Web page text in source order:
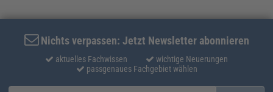
Nichts verpassen: Jetzt Newsletter abonnieren
aktuelles Fachwissen
wichtige Neuerungen
passgenaues Fachgebiet wählen